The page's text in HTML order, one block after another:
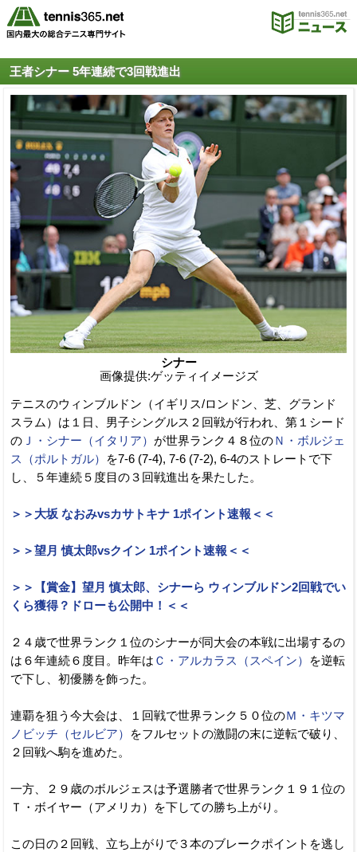
王者シナー 5年連続で3回戦進出
シナー
画像提供:ゲッティイメージズ
テニスのウィンブルドン（イギリス/ロンドン、芝、グランド
スラム）は１日、男子シングルス２回戦が行われ、第１シード
の Ｊ・シナー（イタリア） が世界ランク４８位のＮ・ボルジェ
ス（ポルトガル）
を7-6 (7-4), 7-6 (7-2), 6-4のストレートで下
し、５年連続５度目の３回戦進出を果たした。
＞＞大坂 なおみvsカサトキナ 1ポイント速報＜＜
＞＞望月 慎太郎vsクイン 1ポイント速報＜＜
＞＞【賞金】望月 慎太郎、シナーら ウィンブルドン2回戦でい
くら獲得？ドローも公開中！＜＜
２４歳で世界ランク１位のシナーが同大会の本戦に出場するの
は６年連続６度目。昨年は Ｃ・アルカラス（スペイン）
を逆転
で下し、初優勝を飾った。
連覇を狙う今大会は、１回戦で世界ランク５０位のＭ・キツマ
ノビッチ（セルビア）
をフルセットの激闘の末に逆転で破り、
２回戦へ駒を進めた。
一方、２９歳のボルジェスは予選勝者で世界ランク１９１位の
Ｔ・ボイヤー（アメリカ）を下しての勝ち上がり。
この日の２回戦、立ち上がりで３本のブレークポイントを逃し